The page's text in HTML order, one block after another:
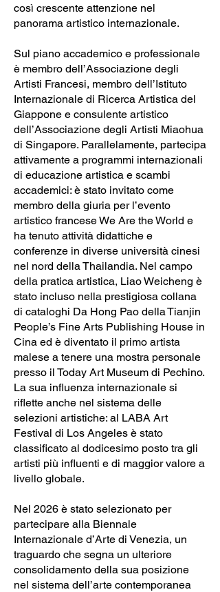
così crescente attenzione nel
panorama artistico internazionale.
Sul piano accademico e professionale
è membro dell’Associazione degli
Artisti Francesi, membro dell’Istituto
Internazionale di Ricerca Artistica del
Giappone e consulente artistico
dell’Associazione degli Artisti Miaohua
di Singapore. Parallelamente, partecipa
attivamente a programmi internazionali
di educazione artistica e scambi
accademici: è stato invitato come
membro della giuria per l’evento
artistico francese We Are the World e
ha tenuto attività didattiche e
conferenze in diverse università cinesi
nel nord della Thailandia. Nel campo
della pratica artistica, Liao Weicheng è
stato incluso nella prestigiosa collana
di cataloghi Da Hong Pao della Tianjin
People’s Fine Arts Publishing House in
Cina ed è diventato il primo artista
malese a tenere una mostra personale
presso il Today Art Museum di Pechino.
La sua influenza internazionale si
riflette anche nel sistema delle
selezioni artistiche: al LABA Art
Festival di Los Angeles è stato
classificato al dodicesimo posto tra gli
artisti più influenti e di maggior valore a
livello globale.
Nel 2026 è stato selezionato per
partecipare alla Biennale
Internazionale d’Arte di Venezia, un
traguardo che segna un ulteriore
consolidamento della sua posizione
nel sistema dell’arte contemporanea